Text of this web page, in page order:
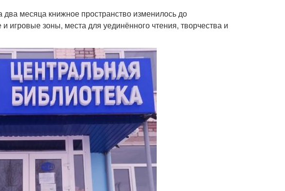
месяца книжное пространство изменилось до
игровые зоны, места для уединённого чтения, творчества и